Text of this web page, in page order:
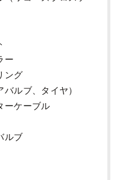
ー
ング
バルブ、タイヤ）
ーケーブル
ルブ